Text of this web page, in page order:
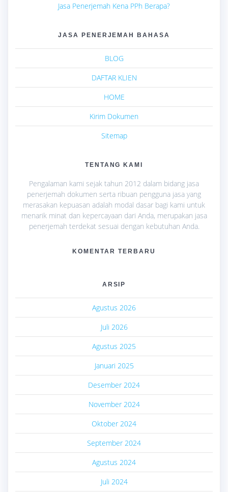
Jasa Penerjemah Kena PPh Berapa?
JASA PENERJEMAH BAHASA
BLOG
DAFTAR KLIEN
HOME
Kirim Dokumen
Sitemap
TENTANG KAMI
Pengalaman kami sejak tahun 2012 dalam bidang jasa
penerjemah dokumen serta ribuan pengguna jasa yang
merasakan kepuasan adalah modal dasar bagi kami untuk
menarik minat dan kepercayaan dari Anda, merupakan jasa
penerjemah terdekat sesuai dengan kebutuhan Anda.
KOMENTAR TERBARU
ARSIP
Agustus 2026
Juli 2026
Agustus 2025
Januari 2025
Desember 2024
November 2024
Oktober 2024
September 2024
Agustus 2024
Juli 2024